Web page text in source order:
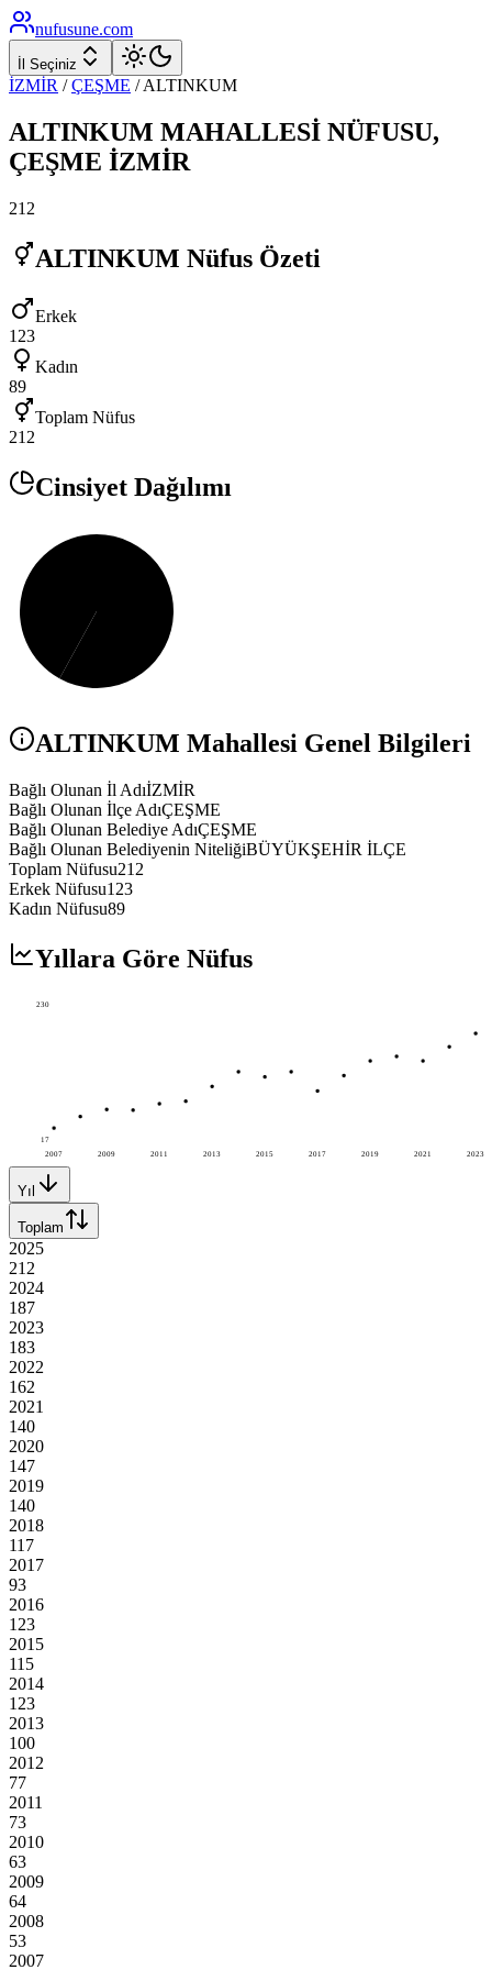
nufusune.com
İl Seçiniz
İZMİR / ÇEŞME /ALTINKUM
ALTINKUM MAHALLESİ NÜFUSU,
ÇEŞME İZMİR
212
ALTINKUM Nüfus Özeti
Erkek
123
Kadın
89
Toplam Nüfus
212
Cinsiyet Dağılımı
ALTINKUM Mahallesi Genel Bilgileri
Bağlı Olunan İl AdıİZMİR
Bağlı Olunan İlçe AdıÇEŞME
Bağlı Olunan Belediye AdıÇEŞME
Bağlı Olunan Belediyenin NiteliğiBÜYÜKŞEHİR İLÇE
Toplam Nüfusu212
Erkek Nüfusu123
Kadın Nüfusu89
Yıllara Göre Nüfus
2007 2009 2011 2013 2015 2017 2019 2021 2023
230
17
Yıl
Toplam
2025
212
2024
187
2023
183
2022
162
2021
140
2020
147
2019
140
2018
117
2017
93
2016
123
2015
115
2014
123
2013
100
2012
77
2011
73
2010
63
2009
64
2008
53
2007